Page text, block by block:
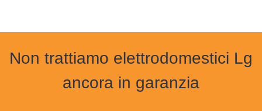
Non trattiamo elettrodomestici Lg
ancora in garanzia